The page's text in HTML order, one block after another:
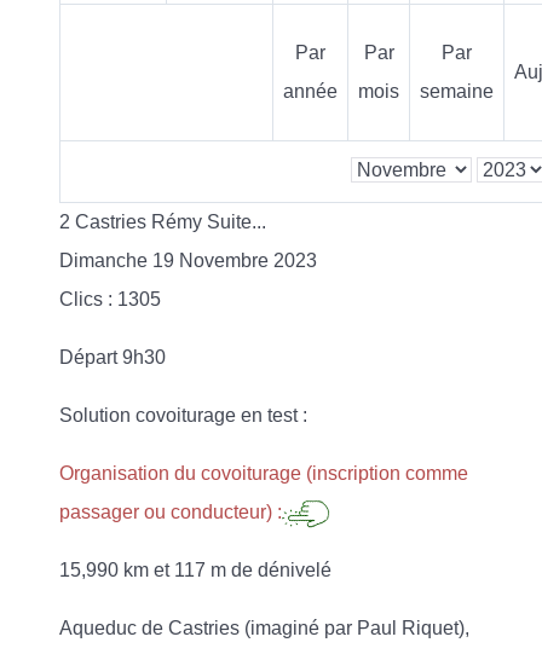
Par
année
Par
mois
Par
semaine
2 Castries Rémy Suite...
Dimanche 19 Novembre 2023
Clics : 1305
Départ 9h30
Solution covoiturage en test :
Organisation du covoiturage (inscription comme
passager ou conducteur) :
15,990 km et 117 m de dénivelé
Aqueduc de Castries (imaginé par Paul Riquet),